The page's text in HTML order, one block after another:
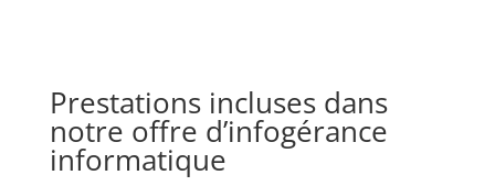
Prestations incluses dans
notre offre d’infogérance
informatique